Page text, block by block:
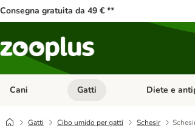
Consegna gratuita da 49 € **
Cani Apri Menu Categoria: Cani
Gatti Apri Menu
Diete e
Gatti Cibo umido per gatti Schesir